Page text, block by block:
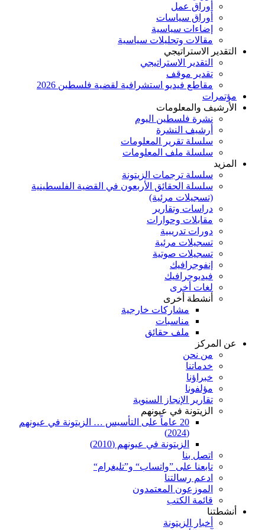
أوراق عمل
أوراق سياسات
إضاءات سياسية
مقالات وتحليلات سياسية
التقدير الاستراتيجي
التقدير الاستراتيجي
تقدير موقف
مقاطع فيديو استشرافية لقضية فلسطين 2026
مؤتمرات
الأرشيف والمعلومات
نشرة فلسطين اليوم
أرشيف النشرة
سلسلة تقرير المعلومات
سلسلة ملف المعلومات
المزيد
سلسلة ترجمات الزيتونة
سلسلة الحقائق الأربعون في القضية الفلسطينية
(تسجيلات مرئية)
دراسات وتقارير
مقابلات وحوارات
دورات تدريبية
تسجيلات مرئية
تسجيلات صوتية
إنفوجرافيك
فيديوجرافيك
لغات أخرى
أنشطة أخرى
مشاركات خارجية
مناسبات
ملف حقائق
عن المركز
من نحن
خدماتنا
خبراؤنا
مؤلفونا
تقارير الإنجاز السنوية
الزيتونة في عيونهم
20 عاماً على التأسيس … الزيتونة في عيونهم
(2024)
الزيتونة في عيونهم (2010)
اتصل بنا
تابعنا على ”واتساب“ و”تليغرام“
ادعم رسالتنا
الموزعون المعتمدون
قائمة الكتب
أنشطتنا
أخبار الزيتونة